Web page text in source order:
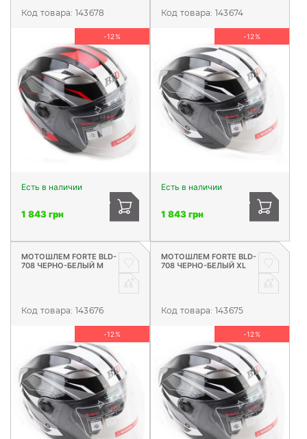
Код товара: 143678
-12%
Есть в наличии
1 843 грн
Код товара: 143674
-12%
Есть в наличии
1 843 грн
МОТОШЛЕМ FORTE BLD-
708 ЧЕРНО-БЕЛЫЙ M
Код товара: 143676
-12%
МОТОШЛЕМ FORTE BLD-
708 ЧЕРНО-БЕЛЫЙ XL
Код товара: 143675
-12%